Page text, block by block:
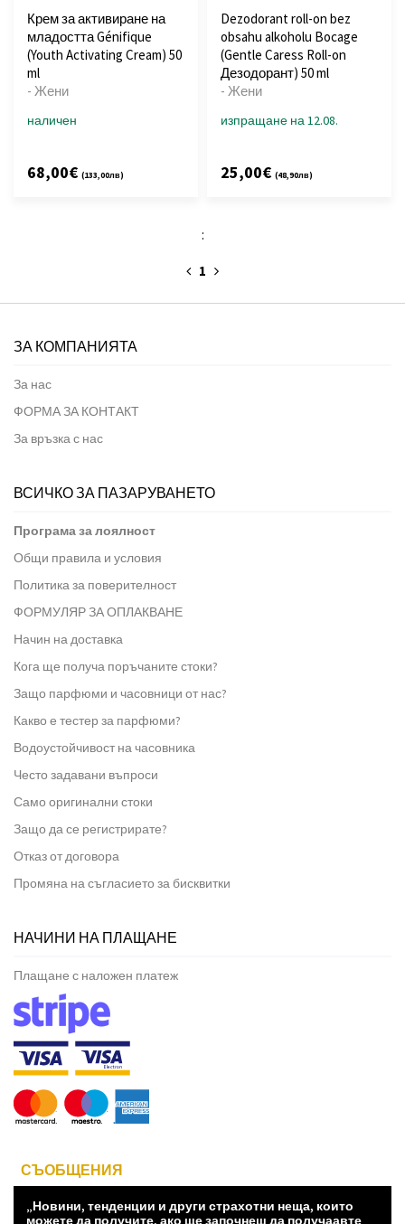
Крем за активиране на
младостта Génifique
(Youth Activating Cream) 50
ml
- Жени
наличен
68,00€ (133,00лв)
Dezodorant roll-on bez
obsahu alkoholu Bocage
(Gentle Caress Roll-on
Дезодорант) 50 ml
- Жени
изпращане на 12.08.
25,00€ (48,90лв)
:
1
ЗА КОМПАНИЯТА
За нас
ФОРМА ЗА КОНТАКТ
За връзка с нас
ВСИЧКО ЗА ПАЗАРУВАНЕТО
Програма за лоялност
Общи правила и условия
Политика за поверителност
ФОРМУЛЯР ЗА ОПЛАКВАНЕ
Начин на доставка
Кога ще получа поръчаните стоки?
Защо парфюми и часовници от нас?
Какво е тестер за парфюми?
Водоустойчивост на часовника
Често задавани въпроси
Само оригинални стоки
Защо да се регистрирате?
Отказ от договора
Промяна на съгласието за бисквитки
НАЧИНИ НА ПЛАЩАНЕ
Плащане с наложен платеж
СЪОБЩЕНИЯ
„Новини, тенденции и други страхотни неща, които
можете да получите, ако ще започнеш да получаавте